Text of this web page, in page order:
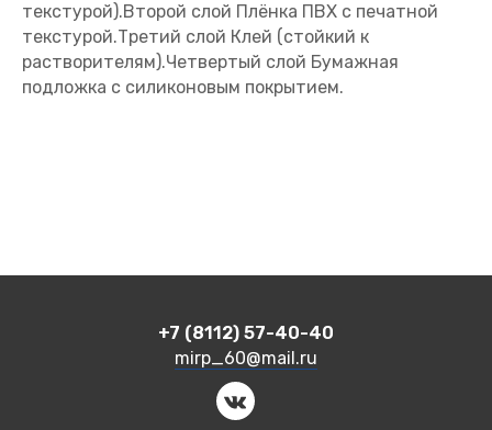
текстурой).Второй слой Плёнка ПВХ с печатной
текстурой.Третий слой Клей (стойкий к
растворителям).Четвертый слой Бумажная
подложка с силиконовым покрытием.
+7 (8112) 57-40-40
mirp_60@mail.ru